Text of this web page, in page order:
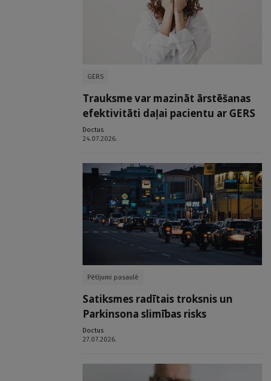
GERS
Trauksme var mazināt ārstēšanas
efektivitāti daļai pacientu ar GERS
Doctus
24.07.2026.
Pētījumi pasaulē
Satiksmes radītais troksnis un
Parkinsona slimības risks
Doctus
27.07.2026.